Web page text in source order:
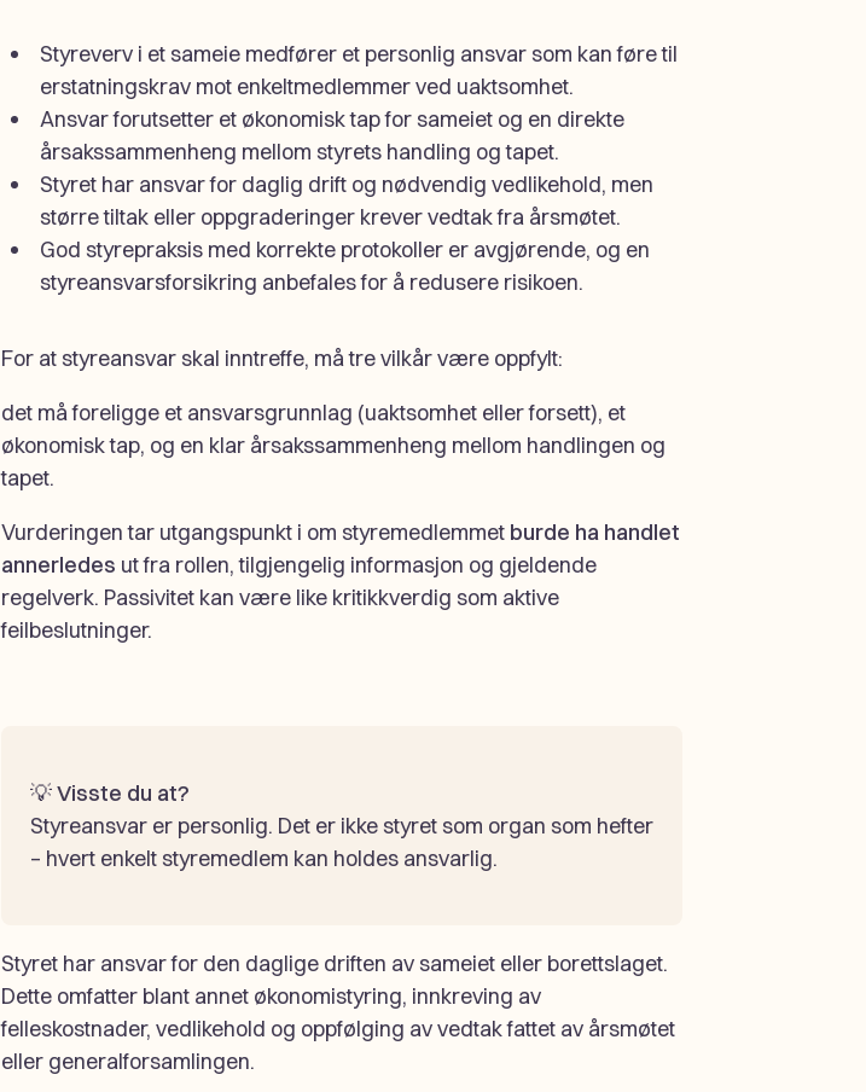
Styreverv i et sameie medfører et personlig ansvar som kan føre til
erstatningskrav mot enkeltmedlemmer ved uaktsomhet.
Ansvar forutsetter et økonomisk tap for sameiet og en direkte
årsakssammenheng mellom styrets handling og tapet.
Styret har ansvar for daglig drift og nødvendig vedlikehold, men
større tiltak eller oppgraderinger krever vedtak fra årsmøtet.
God styrepraksis med korrekte protokoller er avgjørende, og en
styreansvarsforsikring anbefales for å redusere risikoen.
For at styreansvar skal inntreffe, må tre vilkår være oppfylt:
det må foreligge et ansvarsgrunnlag (uaktsomhet eller forsett), et
økonomisk tap, og en klar årsakssammenheng mellom handlingen og
tapet.
Vurderingen tar utgangspunkt i om styremedlemmet burde ha handlet
annerledes ut fra rollen, tilgjengelig informasjon og gjeldende
regelverk. Passivitet kan være like kritikkverdig som aktive
feilbeslutninger.
💡Visste du at?
Styreansvar er personlig. Det er ikke styret som organ som hefter
– hvert enkelt styremedlem kan holdes ansvarlig.
Styret har ansvar for den daglige driften av sameiet eller borettslaget.
Dette omfatter blant annet økonomistyring, innkreving av
felleskostnader, vedlikehold og oppfølging av vedtak fattet av årsmøtet
eller generalforsamlingen.